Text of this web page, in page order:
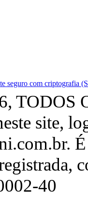
seguro com criptografia
TODOS
site,
É
40